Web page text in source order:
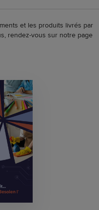
et les produits livrés par
rendez-vous sur notre page